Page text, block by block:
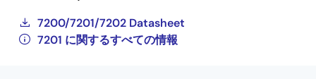
7200/7201/7202 Datasheet
7201 に関するすべての情報